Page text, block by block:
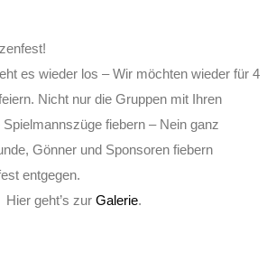
es wieder los – Wir möchten wieder für 4
Nicht nur die Gruppen mit Ihren
fiebern – Nein ganz
Gönner und Sponsoren fiebern
entgegen.
Hier geht’s zur Galerie.